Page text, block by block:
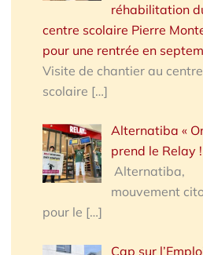
réhabilitation
centre scolaire Pierre
pour une rentrée en
Visite de chantier au centre
scolaire […]
Alternatiba «
prend le Relay !
Alternatiba,
mouvement
pour le […]
Cap sur